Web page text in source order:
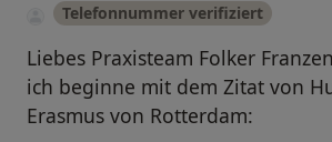
Telefonnummer verifiziert
Liebes Praxisteam Folker
ich beginne mit dem Zitat von
Erasmus von Rotterdam: